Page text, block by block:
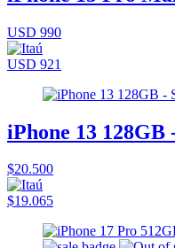
USD 990
USD 921
iPhone 13 128GB
$20.500
$19.065